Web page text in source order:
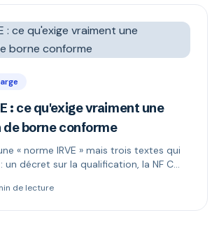
: ce qu'exige vraiment une
borne conforme
« norme IRVE » mais trois textes qui
un décret sur la qualification, la NF C
réellement obligatoire, et quand le
de lecture